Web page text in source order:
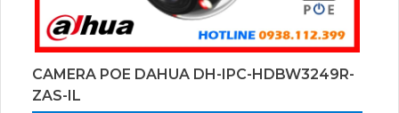
CAMERA POE DAHUA DH-IPC-HDBW3249R-
ZAS-IL